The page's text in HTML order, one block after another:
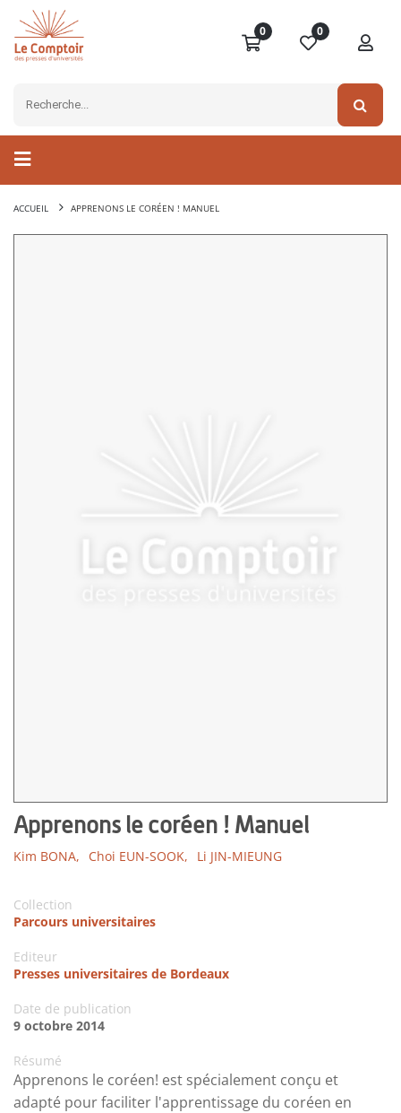
0 0
ACCUEIL APPRENONS LE CORÉEN ! MANUEL
Apprenons le coréen ! Manuel
Kim BONA, Choi EUN-SOOK, Li JIN-MIEUNG
Collection
Parcours universitaires
Editeur
Presses universitaires de Bordeaux
Date de publication
9 octobre 2014
Résumé
Apprenons le coréen! est spécialement conçu et
adapté pour faciliter l'apprentissage du coréen en